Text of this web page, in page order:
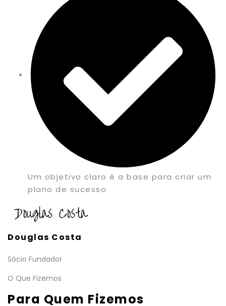
Um objetivo claro é a base para criar um
plano de sucesso
Douglas Costa
Sócio Fundador
O Que Fizemos
Para Quem Fizemos